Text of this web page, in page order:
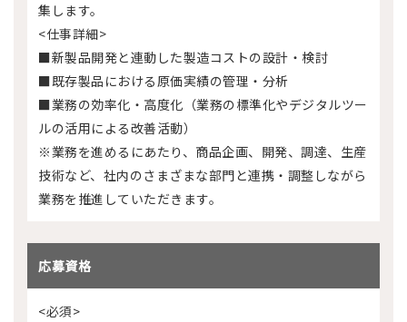
集します。
<仕事詳細>
■新製品開発と連動した製造コストの設計・検討
■既存製品における原価実績の管理・分析
■業務の効率化・高度化（業務の標準化やデジタルツー
ルの活用による改善活動）
※業務を進めるにあたり、商品企画、開発、調達、生産
技術など、社内のさまざまな部門と連携・調整しながら
業務を推進していただきます。
応募資格
<必須>